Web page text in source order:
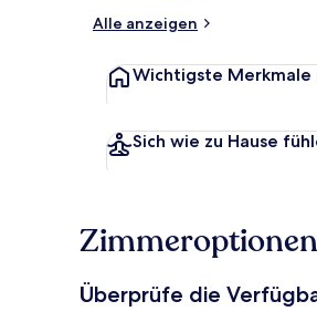
Alle anzeigen
Wichtigste Merkmale
Sich wie zu Hause
Zimmeroptionen
Überprüfe die